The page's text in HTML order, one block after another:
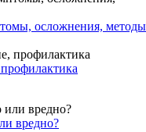
осложнения, методы
вредно?